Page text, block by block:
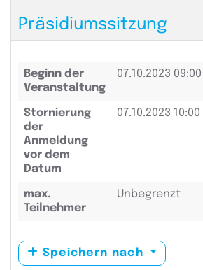
Präsidiumssitzung
Beginn der
Veranstaltung
07.10.2023
Stornierung
der
Anmeldung
vor dem
Datum
07.10.2023 10:00
max.
Teilnehmer
Unbegrenzt
Speichern nach